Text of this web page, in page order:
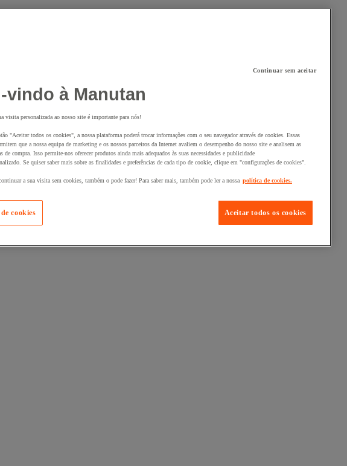
seu cesto :
Continuar sem aceitar
vindo à Manutan
visita personalizada ao nosso site é importante para nós!
"Aceitar todos os cookies", a nossa plataforma poderá trocar informações com o seu navegador através de cookies. Essas
que a nossa equipa de marketing e os nossos parceiros da Internet avaliem o desempenho do nosso site e analisem as
de compra. Isso permite-nos oferecer produtos ainda mais adequados às suas necessidades e publicidade
Se quiser saber mais sobre as finalidades e preferências de cada tipo de cookie, clique em "configurações de cookies".
a sua visita sem cookies, também o pode fazer! Para saber mais, também pode ler a nossa política de cookies.
Aceitar todos os cookies
cookies